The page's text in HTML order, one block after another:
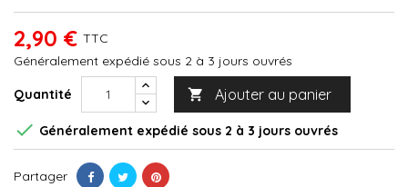
2,90 € TTC
Généralement expédié sous 2 à 3 jours ouvrés
Quantité  Ajouter au panier
 Généralement expédié sous 2 à 3 jours ouvrés
Partager